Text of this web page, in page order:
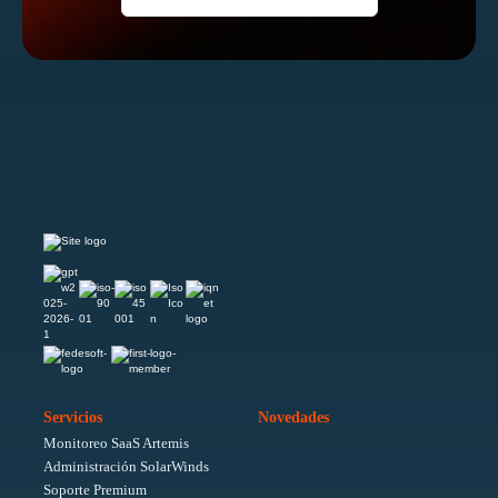
Servicios
Monitoreo SaaS Artemis
Administración SolarWinds
Soporte Premium
Novedades